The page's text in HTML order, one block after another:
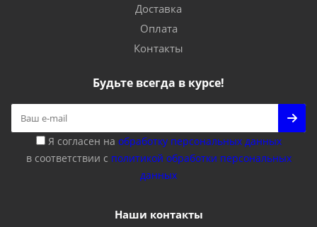
Доставка
Оплата
Контакты
Будьте всегда в курсе!
Я согласен на обработку персональных данных
в соответствии с политикой обработки персональных
данных
Наши контакты